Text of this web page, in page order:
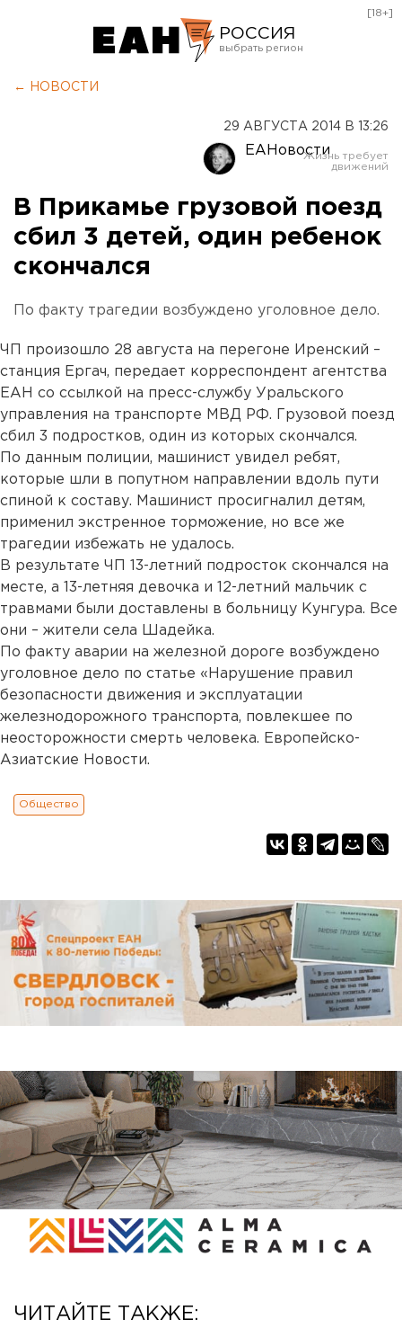
РОССИЯ
Оренбург
[18+]
← НОВОСТИ
29 АВГУСТА 2014 В 13:26
ЕАНовости
В Прикамье грузовой поезд
сбил 3 детей, один ребенок
скончался
По факту трагедии возбуждено уголовное дело.
ЧП произошло 28 августа на перегоне Иренский –
станция Ергач, передает корреспондент агентства
ЕАН со ссылкой на пресс-службу Уральского
управления на транспорте МВД РФ. Грузовой поезд
сбил 3 подростков, один из которых скончался.
По данным полиции, машинист увидел ребят,
которые шли в попутном направлении вдоль пути
спиной к составу. Машинист просигналил детям,
применил экстренное торможение, но все же
трагедии избежать не удалось.
В результате ЧП 13-летний подросток скончался на
месте, а 13-летняя девочка и 12-летний мальчик с
травмами были доставлены в больницу Кунгура. Все
они – жители села Шадейка.
По факту аварии на железной дороге возбуждено
уголовное дело по статье «Нарушение правил
безопасности движения и эксплуатации
железнодорожного транспорта, повлекшее по
неосторожности смерть человека. Европейско-
Азиатские Новости.
Общество
ЧИТАЙТЕ ТАКЖЕ: